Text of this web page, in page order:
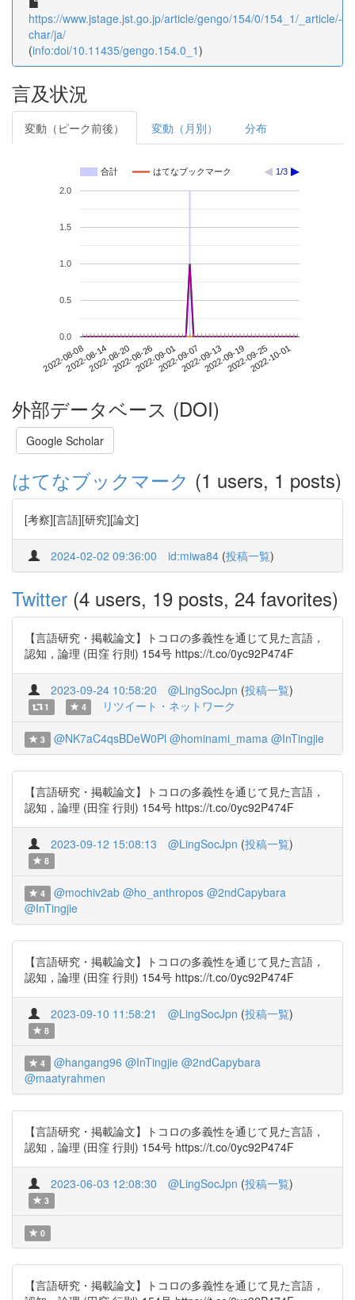
https://www.jstage.jst.go.jp/article/gengo/154/0/154_1/_article/-
char/ja/
(info:doi/10.11435/gengo.154.0_1)
言及状況
変動（ピーク前後） 変動（月別） 分布
合計 はてなブックマーク 1/3
2022-08-082022-08-142022-08-202022-08-262022-09-012022-09-072022-09-132022-09-192022-09-252022-10-01
0.0
0.5
1.0
1.5
2.0
外部データベース (DOI)
Google Scholar
はてなブックマーク (1 users, 1 posts)
[考察][言語][研究][論文]
2024-02-02 09:36:00 id:miwa84 (投稿一覧)
Twitter (4 users, 19 posts, 24 favorites)
【言語研究・掲載論文】トコロの多義性を通じて見た言語，
認知，論理 (田窪 行則) 154号 https://t.co/0yc92P474F
2023-09-24 10:58:20 @LingSocJpn (投稿一覧)
1 4 リツイート・ネットワーク
3 @NK7aC4qsBDeW0Pl @hominami_mama @InTingjie
【言語研究・掲載論文】トコロの多義性を通じて見た言語，
認知，論理 (田窪 行則) 154号 https://t.co/0yc92P474F
2023-09-12 15:08:13 @LingSocJpn (投稿一覧)
8
4 @mochiv2ab @ho_anthropos @2ndCapybara
@InTingjie
【言語研究・掲載論文】トコロの多義性を通じて見た言語，
認知，論理 (田窪 行則) 154号 https://t.co/0yc92P474F
2023-09-10 11:58:21 @LingSocJpn (投稿一覧)
8
4 @hangang96 @InTingjie @2ndCapybara
@maatyrahmen
【言語研究・掲載論文】トコロの多義性を通じて見た言語，
認知，論理 (田窪 行則) 154号 https://t.co/0yc92P474F
2023-06-03 12:08:30 @LingSocJpn (投稿一覧)
3
0
【言語研究・掲載論文】トコロの多義性を通じて見た言語，